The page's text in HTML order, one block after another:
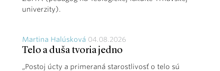
univerzity).
Martina Halúsková 04.08.2026
Telo a duša tvoria jedno
„Postoj úcty a primeraná starostlivosť o telo sú